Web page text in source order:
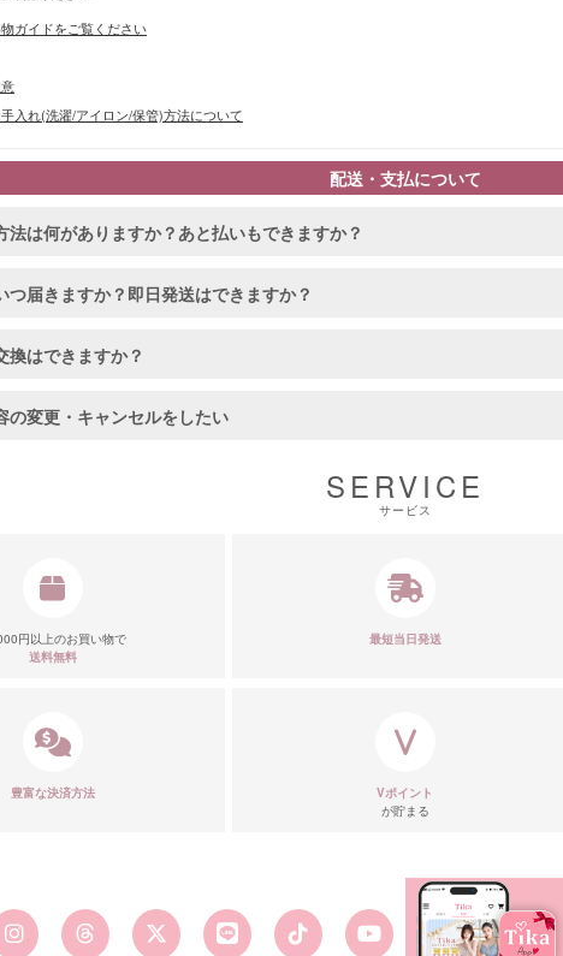
■カラーバリエーション
ガイドをご覧ください
入れ(洗濯/アイロン/保管)方法について
配送・支払について
法は何がありますか？あと払いもできますか？
つ届きますか？即日発送はできますか？
換はできますか？
の変更・キャンセルをしたい
SERVICE
サービス
円以上のお買い物で
送料無料
最短当日発送
豊富な決済方法
Vポイント
が貯まる